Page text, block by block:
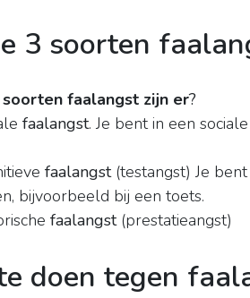
3 soorten
soorten faalangst zijn er?
faalangst. Je bent in een
faalangst(testangst) Je
bijvoorbeeld bij een toets.
faalangst(prestatieangst)
doen tegen